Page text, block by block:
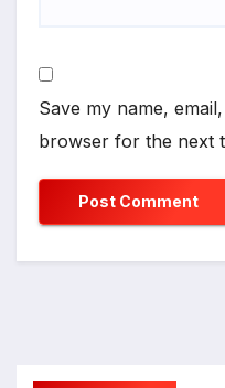
Save my name,
browser for the next